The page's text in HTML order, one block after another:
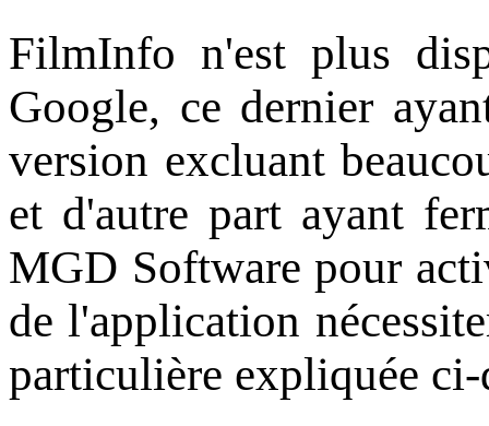
FilmInfo n'est plus
Google, ce dernier
version excluant
et d'autre part ayant
MGD Software pour
de l'application
particulière expliquée ci-